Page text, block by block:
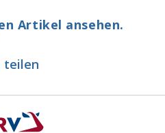
Artikel ansehen.
teilen